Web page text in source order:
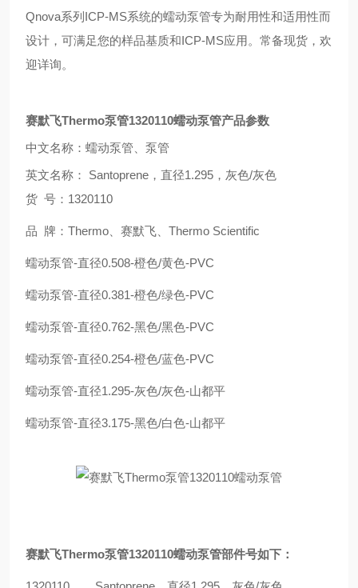
Qnova系列 ICP-MS系统的蠕动泵管专为耐用性和适用性而
设计，可满足您的样品基质和ICP-MS应用 。 常备现货，欢
迎详询。
赛默飞Thermo泵管1320110蠕动泵管产品参数
中文名称：蠕动泵管、泵管
英文名称：
Santoprene ，直径1.295 ，灰色/灰色
货 号： 1320110
品 牌： Thermo 、赛默飞、 Thermo Scientific
蠕动泵管-直径0.508-橙色/黄色-PVC
蠕动泵管-直径0.381-橙色/绿色-PVC
蠕动泵管-直径0.762-黑色/黑色-PVC
蠕动泵管-直径0.254-橙色/蓝色-PVC
蠕动泵管-直径1.295-灰色/灰色-山都平
蠕动泵管-直径3.175-黑色/白色-山都平
赛默飞Thermo泵管1320110蠕动泵管部件号如下：